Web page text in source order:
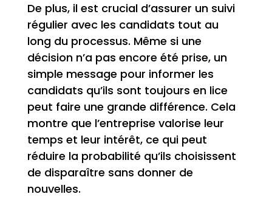
De plus, il est crucial d’assurer un suivi
régulier avec les candidats tout au
long du processus. Même si une
décision n’a pas encore été prise, un
simple message pour informer les
candidats qu’ils sont toujours en lice
peut faire une grande différence. Cela
montre que l’entreprise valorise leur
temps et leur intérêt, ce qui peut
réduire la probabilité qu’ils choisissent
de disparaître sans donner de
nouvelles.